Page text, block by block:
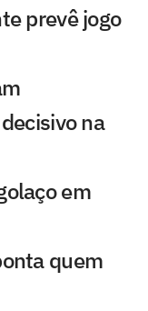
prevê jogo
na
em
quem